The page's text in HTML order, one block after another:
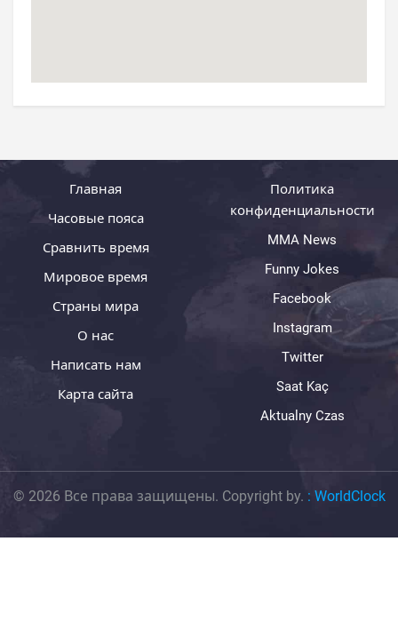
Главная
Часовые пояса
Сравнить время
Мировое время
Страны мира
О нас
Написать нам
Карта сайта
Политика
конфиденциальности
MMA News
Funny Jokes
Facebook
Instagram
Twitter
Saat Kaç
Aktualny Czas
© 2026 Все права защищены. Copyright by. : WorldClock